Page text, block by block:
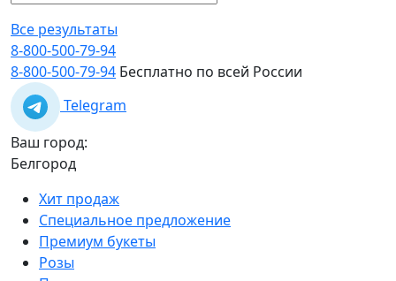
Все результаты
8-800-500-79-94
8-800-500-79-94 Бесплатно по всей России
Telegram
Ваш город:
Белгород
Хит продаж
Специальное предложение
Премиум букеты
Розы